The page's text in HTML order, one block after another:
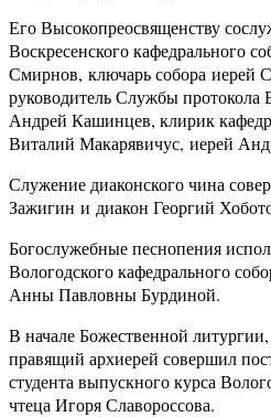
Его Высокопреосвященству
Воскресенского кафедрального
Смирнов, ключарь собора иерей
руководитель Службы протокола
Андрей Кашинцев, клирик
Виталий Макарявичус, иерей
Служение диаконского чина
Зажигин и диакон Георгий
Богослужебные песнопения
Вологодского кафедрального
Анны Павловны Бурдиной.
В начале Божественной
правящий архиерей совершил
студента выпускного курса
чтеца Игоря Славороссова.